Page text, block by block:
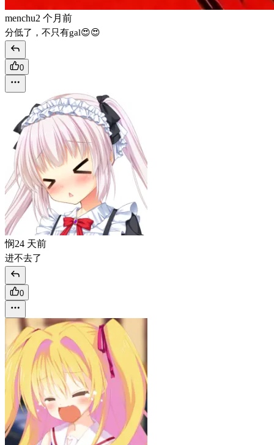
menchu2 个月前
分低了，不只有gal😍😍
0
悯24 天前
进不去了
0